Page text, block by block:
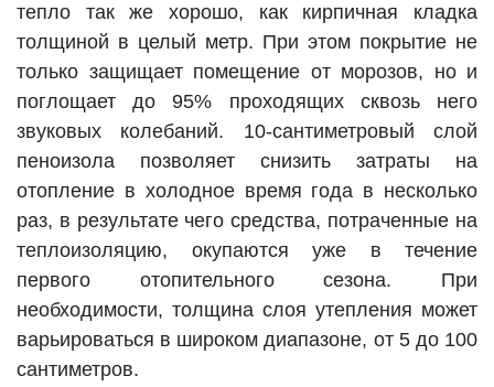
тепло так же хорошо, как кирпичная кладка
толщиной в целый метр. При этом покрытие не
только защищает помещение от морозов, но и
поглощает до 95% проходящих сквозь него
звуковых колебаний. 10-сантиметровый слой
пеноизола позволяет снизить затраты на
отопление в холодное время года в несколько
раз, в результате чего средства, потраченные на
теплоизоляцию, окупаются уже в течение
первого отопительного сезона. При
необходимости, толщина слоя утепления может
варьироваться в широком диапазоне, от 5 до 100
сантиметров.